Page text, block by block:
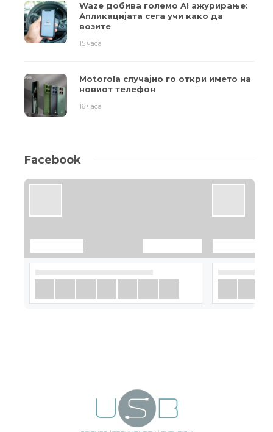
Waze добива големо AI ажурирање:
Апликацијата сега учи како да
возите
15 часа
Motorola случајно го откри името на
новиот телефон
16 часа
Facebook